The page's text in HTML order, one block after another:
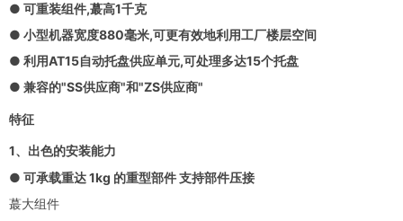
● 可重装组件,蕞高1千克
● 小型机器宽度880毫米,可更有效地利用工厂楼层空间
● 利用AT15自动托盘供应单元,可处理多达15个托盘
● 兼容的"SS供应商"和"ZS供应商"
特征
1、出色的安装能力
● 可承载重达 1kg 的重型部件 支持部件压接
蕞大组件